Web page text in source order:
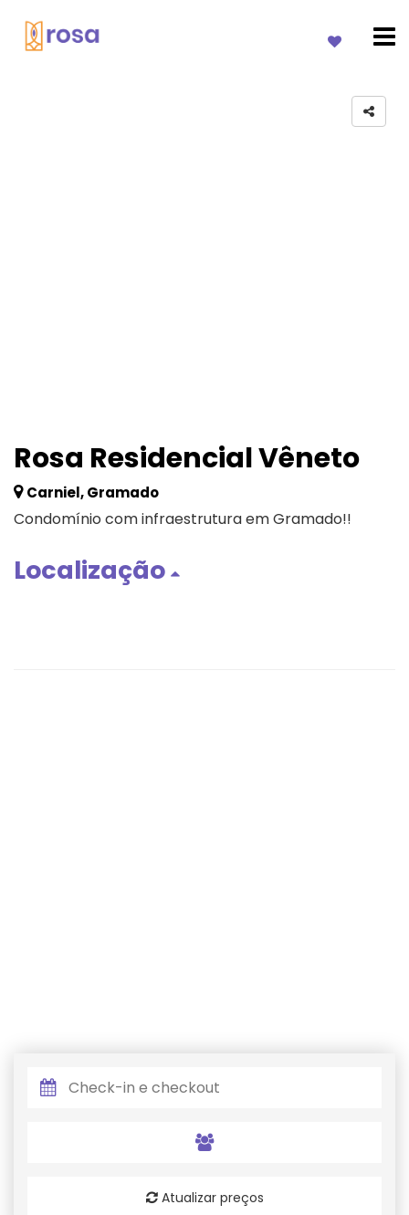
Rosa Residencial Vêneto
Carniel, Gramado
Condomínio com infraestrutura em Gramado!!
Localização
Atualizar preços